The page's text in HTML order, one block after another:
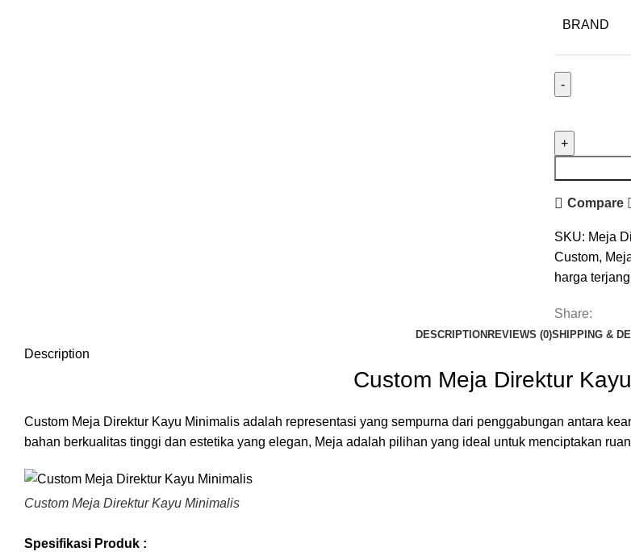
BRAND
Compare
SKU: Meja
Custom,
harga
Share:
DESCRIPTION REVIEWS (0)SHIPPING &
Description
Custom Meja Direktur
Custom Meja Direktur Kayu Minimalis adalah representasi yang sempurna dari penggabungan antara
bahan berkualitas tinggi dan estetika yang elegan, Meja adalah pilihan yang ideal untuk menciptakan
Custom Meja Direktur Kayu Minimalis
Spesifikasi Produk :